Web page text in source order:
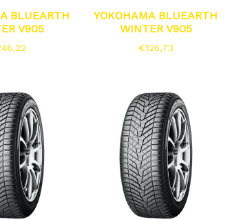
BLUEARTH
V905
YOKOHAMA BLUEARTH
WINTER V905
€126,73